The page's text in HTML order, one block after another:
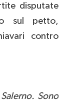
disputate
sul petto,
contro
Sono